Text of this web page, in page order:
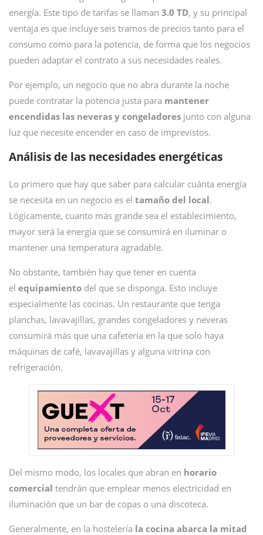
energía. Este tipo de tarifas se llaman 3.0 TD, y su principal
ventaja es que incluye seis tramos de precios tanto para el
consumo como para la potencia, de forma que los negocios
pueden adaptar el contrato a sus necesidades reales.
Por ejemplo, un negocio que no abra durante la noche
puede contratar la potencia justa para mantener
encendidas las neveras y congeladores junto con alguna
luz que necesite encender en caso de imprevistos.
Análisis de las necesidades energéticas
Lo primero que hay que saber para calcular cuánta energía
se necesita en un negocio es el tamaño del local.
Lógicamente, cuanto más grande sea el establecimiento,
mayor será la energía que se consumirá en iluminar o
mantener una temperatura agradable.
No obstante, también hay que tener en cuenta
el equipamiento del que se disponga. Esto incluye
especialmente las cocinas. Un restaurante que tenga
planchas, lavavajillas, grandes congeladores y neveras
consumirá más que una cafetería en la que solo haya
máquinas de café, lavavajillas y alguna vitrina con
refrigeración.
Del mismo modo, los locales que abran en horario
comercial tendrán que emplear menos electricidad en
iluminación que un bar de copas o una discoteca.
Generalmente, en la hostelería la cocina abarca la mitad